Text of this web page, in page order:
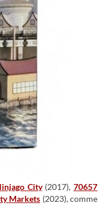
City(2017),70657
Markets (2023), comme